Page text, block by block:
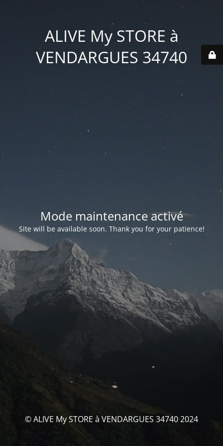
ALIVE My STORE à
VENDARGUES 34740
Mode maintenance activé
Site will be available soon. Thank you for your patience!
© ALIVE My STORE à VENDARGUES 34740 2024